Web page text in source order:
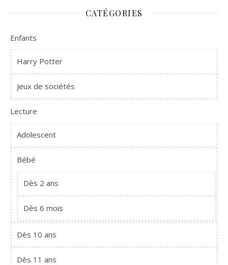
CATÉGORIES
Enfants
Harry Potter
Jeux de sociétés
Lecture
Adolescent
Bébé
Dès 2 ans
Dès 6 mois
Dès 10 ans
Dès 11 ans